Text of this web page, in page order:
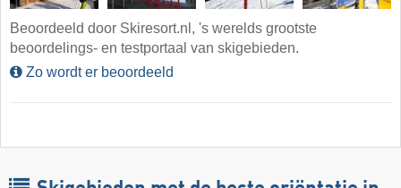
Beoordeeld door Skiresort.nl, 's werelds grootste
beoordelings- en testportaal van skigebieden.
Zo wordt er beoordeeld